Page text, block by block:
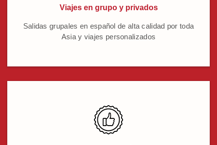
Viajes en grupo y privados
Salidas grupales en español de alta calidad por toda
Asia y viajes personalizados